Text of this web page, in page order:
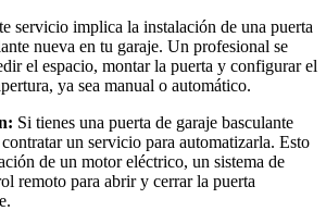
servicio implica la instalación de una puerta
nueva en tu garaje. Un profesional se
el espacio, montar la puerta y configurar el
ya sea manual o automático.
Si tienes una puerta de garaje basculante
un servicio para automatizarla. Esto
de un motor eléctrico, un sistema de
remoto para abrir y cerrar la puerta